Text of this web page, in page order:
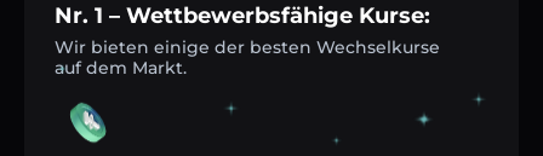
Nr. 1 – Wettbewerbsfähige Kurse:
Wir bieten einige der besten Wechselkurse
auf dem Markt.